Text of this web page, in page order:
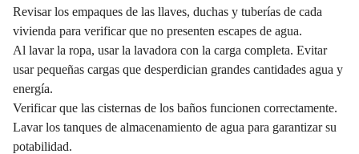
Revisar los empaques de las llaves, duchas y tuberías de cada
vivienda para verificar que no presenten escapes de agua.
Al lavar la ropa, usar la lavadora con la carga completa. Evitar
usar pequeñas cargas que desperdician grandes cantidades agua y
energía.
Verificar que las cisternas de los baños funcionen correctamente.
Lavar los tanques de almacenamiento de agua para garantizar su
potabilidad.